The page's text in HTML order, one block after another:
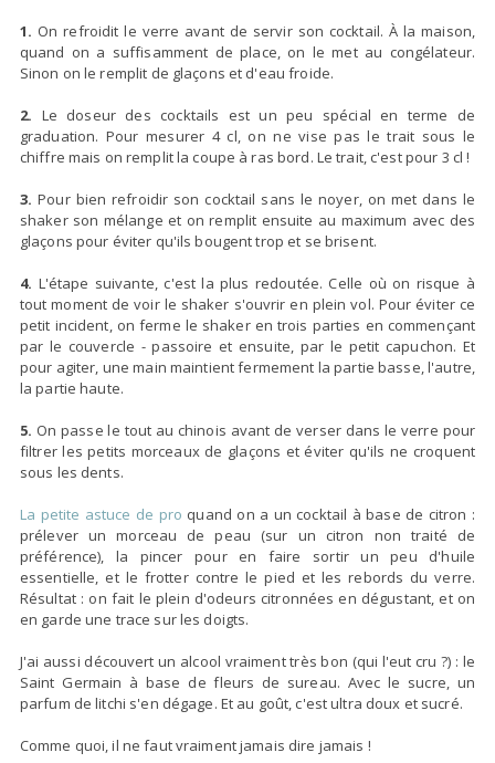
1. On refroidit le verre avant de servir son cocktail. À la maison,
quand on a suffisamment de place, on le met au congélateur.
Sinon on le remplit de glaçons et d'eau froide.
2. Le doseur des cocktails est un peu spécial en terme de
graduation. Pour mesurer 4 cl, on ne vise pas le trait sous le
chiffre mais on remplit la coupe à ras bord. Le trait, c'est pour 3 cl !
3. Pour bien refroidir son cocktail sans le noyer, on met dans le
shaker son mélange et on remplit ensuite au maximum avec des
glaçons pour éviter qu'ils bougent trop et se brisent.
4. L'étape suivante, c'est la plus redoutée. Celle où on risque à
tout moment de voir le shaker s'ouvrir en plein vol. Pour éviter ce
petit incident, on ferme le shaker en trois parties en commençant
par le couvercle - passoire et ensuite, par le petit capuchon. Et
pour agiter, une main maintient fermement la partie basse, l'autre,
la partie haute.
5. On passe le tout au chinois avant de verser dans le verre pour
filtrer les petits morceaux de glaçons et éviter qu'ils ne croquent
sous les dents.
La petite astuce de pro quand on a un cocktail à base de citron :
prélever un morceau de peau (sur un citron non traité de
préférence), la pincer pour en faire sortir un peu d'huile
essentielle, et le frotter contre le pied et les rebords du verre.
Résultat : on fait le plein d'odeurs citronnées en dégustant, et on
en garde une trace sur les doigts.
J'ai aussi découvert un alcool vraiment très bon (qui l'eut cru ?) : le
Saint Germain à base de fleurs de sureau. Avec le sucre, un
parfum de litchi s'en dégage. Et au goût, c'est ultra doux et sucré.
Comme quoi, il ne faut vraiment jamais dire jamais !